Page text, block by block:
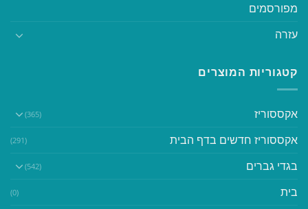
מפורסמים
עזרה
קטגוריות המוצרים
אקססוריז (365)
אקססוריז חדשים בדף הבית (291)
בגדי גברים (542)
בית (0)